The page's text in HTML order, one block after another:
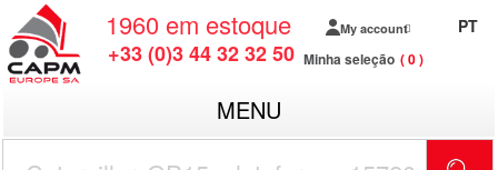
1960 em estoque
+33 (0)3 44 32 32 50
My account
Minha seleção 0
PT
MENU